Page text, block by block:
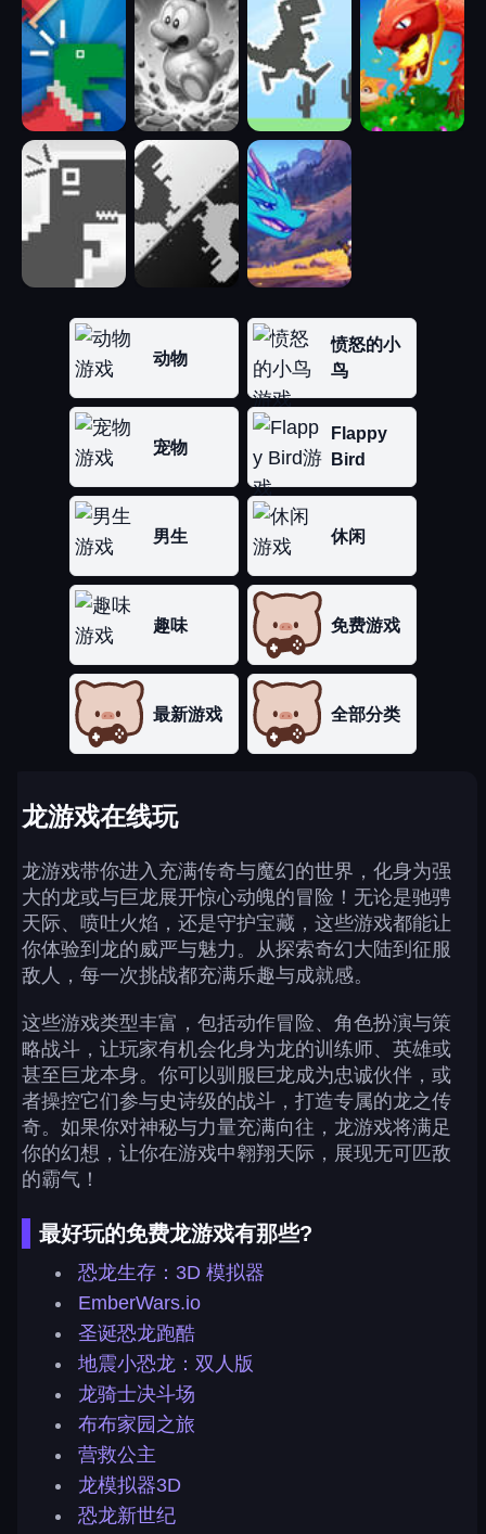
动物
愤怒的小
鸟
宠物
Flappy
Bird
男生 休闲
趣味 免费游戏
最新游戏 全部分类
龙游戏在线玩
龙游戏带你进入充满传奇与魔幻的世界，化身为强
大的龙或与巨龙展开惊心动魄的冒险！无论是驰骋
天际、喷吐火焰，还是守护宝藏，这些游戏都能让
你体验到龙的威严与魅力。从探索奇幻大陆到征服
敌人，每一次挑战都充满乐趣与成就感。
这些游戏类型丰富，包括动作冒险、角色扮演与策
略战斗，让玩家有机会化身为龙的训练师、英雄或
甚至巨龙本身。你可以驯服巨龙成为忠诚伙伴，或
者操控它们参与史诗级的战斗，打造专属的龙之传
奇。如果你对神秘与力量充满向往，龙游戏将满足
你的幻想，让你在游戏中翱翔天际，展现无可匹敌
的霸气！
最好玩的免费龙游戏有那些?
恐龙生存：3D 模拟器
EmberWars.io
圣诞恐龙跑酷
地震小恐龙：双人版
龙骑士决斗场
布布家园之旅
营救公主
龙模拟器3D
恐龙新世纪